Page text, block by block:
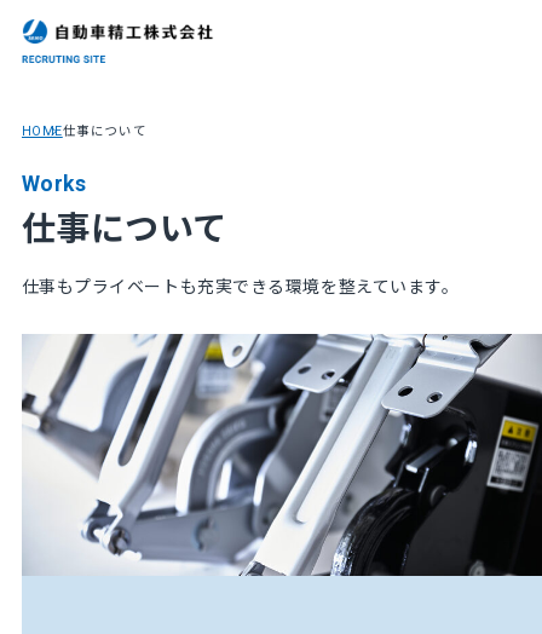
HOME仕事について
Works
仕事について
仕事もプライベートも充実できる環境を整えています。